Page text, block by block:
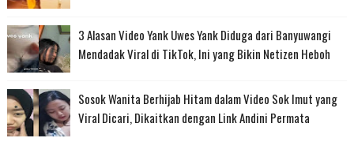
3 Alasan Video Yank Uwes Yank Diduga dari Banyuwangi
Mendadak Viral di TikTok, Ini yang Bikin Netizen Heboh
Sosok Wanita Berhijab Hitam dalam Video Sok Imut yang
Viral Dicari, Dikaitkan dengan Link Andini Permata